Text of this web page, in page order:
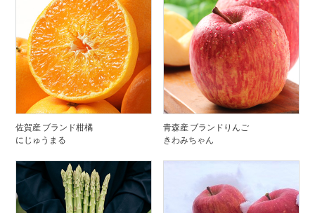
佐賀産 ブランド柑橘
にじゅうまる
青森産 ブランドりんご
きわみちゃん